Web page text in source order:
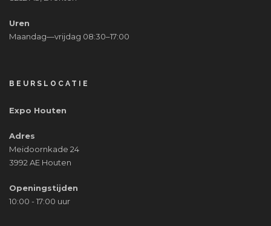
Uren
Maandag—vrijdag 08:30–17:00
BEURSLOCATIE
Expo Houten
Adres
Meidoornkade 24
3992 AE Houten
Openingstijden
10:00 - 17:00 uur